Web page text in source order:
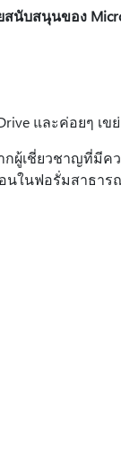
สนับสนุนของ
และค่อยๆ เ
ผู้เชี่ยวชาญที่มีค
นในฟอรั่มสาธาร